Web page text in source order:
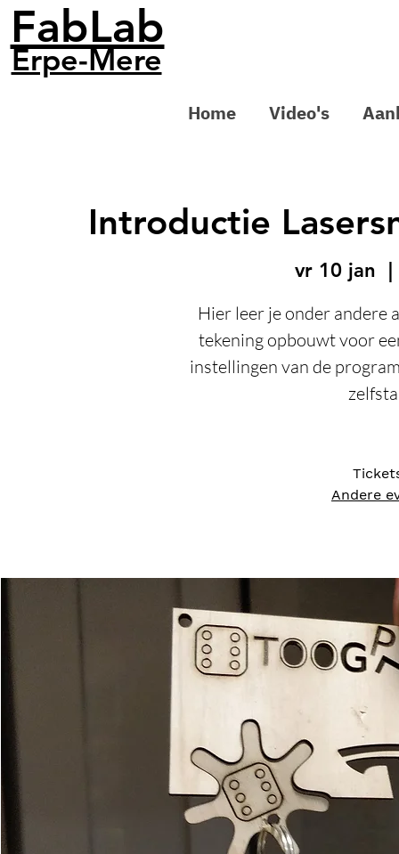
FabLab
Erpe-Mere
Home Video's
Introductie
vr 10 jan
Hier leer je onder andere
tekening opbouwt voor
instellingen van de
Andere